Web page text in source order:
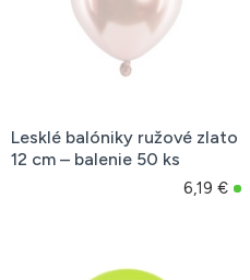
Lesklé balóniky ružové zlato
12 cm – balenie 50 ks
6,19 €